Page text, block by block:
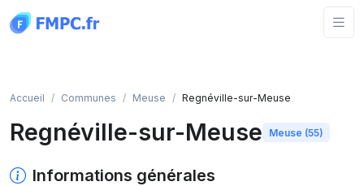
Accueil Communes Meuse Regnéville-sur-Meuse
Regnéville-sur-Meuse Meuse (55)
Informations générales
Panneau de gestion des cookies